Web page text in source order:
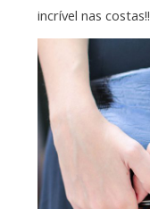
incrível nas costas!!